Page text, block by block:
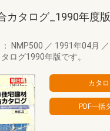
カタログ_1990年度版
NMP500 ／ 1991年04月 ／
ログ1990年版です。